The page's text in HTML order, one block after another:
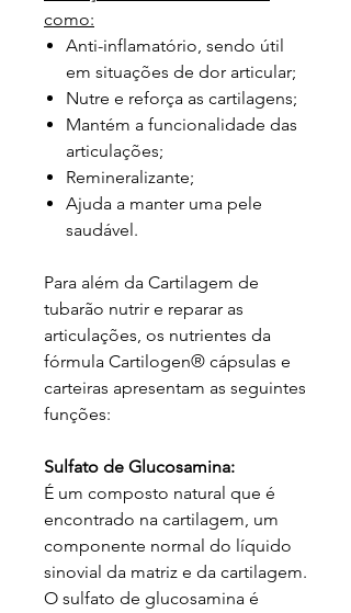
como:
Anti-inflamatório, sendo útil
em situações de dor articular;
Nutre e reforça as cartilagens;
Mantém a funcionalidade das
articulações;
Remineralizante;
Ajuda a manter uma pele
saudável.
Para além da Cartilagem de
tubarão nutrir e reparar as
articulações, os nutrientes da
fórmula Cartilogen® cápsulas e
carteiras apresentam as seguintes
funções:
Sulfato de Glucosamina:
É um composto natural que é
encontrado na cartilagem, um
componente normal do líquido
sinovial da matriz e da cartilagem.
O sulfato de glucosamina é